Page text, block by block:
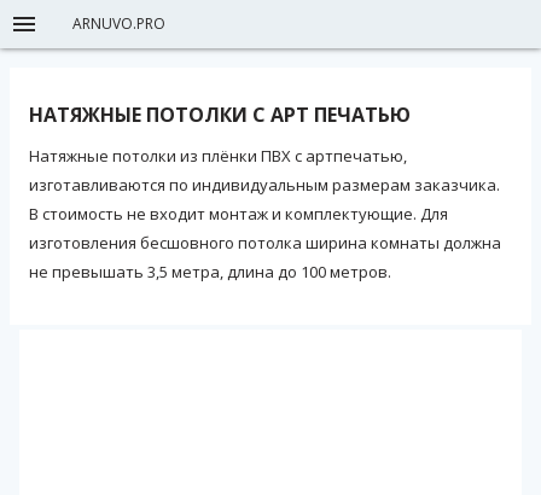
ARNUVO.PRO
НАТЯЖНЫЕ ПОТОЛКИ С АРТ ПЕЧАТЬЮ
Натяжные потолки из плёнки ПВХ с артпечатью,
изготавливаются по индивидуальным размерам заказчика.
В стоимость не входит монтаж и комплектующие. Для
изготовления бесшовного потолка ширина комнаты должна
не превышать 3,5 метра, длина до 100 метров.